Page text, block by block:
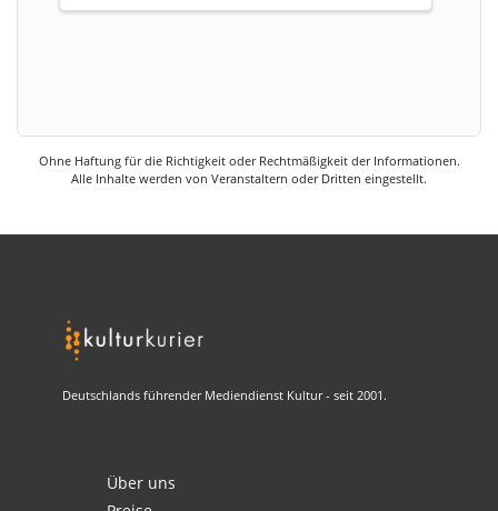
Ohne Haftung für die Richtigkeit oder Rechtmäßigkeit der Informationen.
Alle Inhalte werden von Veranstaltern oder Dritten eingestellt.
Deutschlands führender Mediendienst Kultur - seit 2001.
Über uns